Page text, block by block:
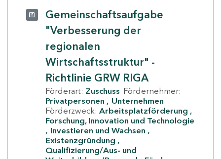
Gemeinschaftsaufgabe
"Verbesserung der
regionalen
Wirtschaftsstruktur" -
Richtlinie GRW RIGA
Förderart: Zuschuss Fördernehmer:
Privatpersonen
Unternehmen
Förderzweck: Arbeitsplatzförderung
Forschung, Innovation und Technologie
Investieren und Wachsen
Existenzgründung
Qualifizierung/Aus- und